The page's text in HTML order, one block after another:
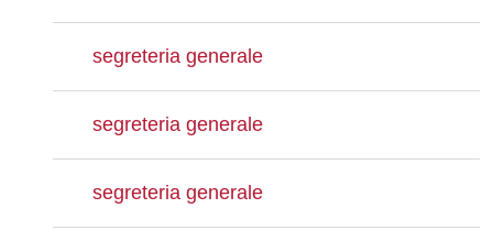
segreteria generale
segreteria generale
segreteria generale